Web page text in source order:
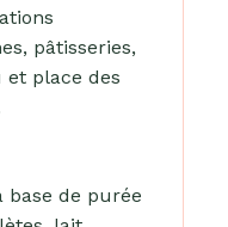
pâtisseries,
place des
base de purée